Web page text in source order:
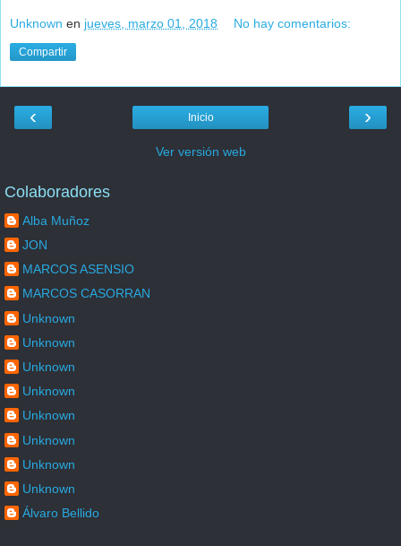
Unknown en jueves, marzo 01, 2018 No hay comentarios:
Compartir
‹ ›
Inicio
Ver versión web
Colaboradores
Alba Muñoz
JON
MARCOS ASENSIO
MARCOS CASORRAN
Unknown
Unknown
Unknown
Unknown
Unknown
Unknown
Unknown
Unknown
Álvaro Bellido